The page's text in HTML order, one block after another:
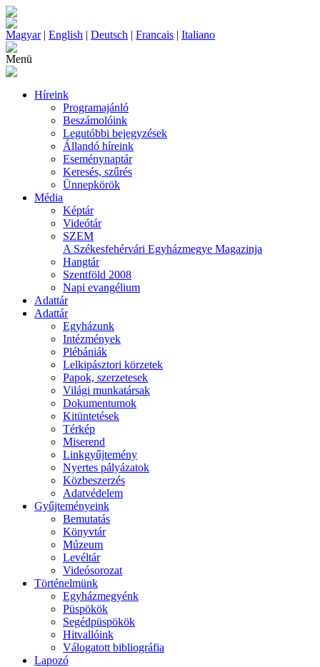
Magyar| English | Deutsch | Francais | Italiano
Menü
Híreink
Programajánló
Beszámolóink
Legutóbbi bejegyzések
Állandó híreink
Eseménynaptár
Keresés, szűrés
Ünnepkörök
Média
Képtár
Videótár
SZEM
A Székesfehérvári Egyházmegye Magazinja
Hangtár
Szentföld 2008
Napi evangélium
Adattár
Adattár
Egyházunk
Intézmények
Plébániák
Lelkipásztori körzetek
Papok, szerzetesek
Világi munkatársak
Dokumentumok
Kitüntetések
Térkép
Miserend
Linkgyűjtemény
Nyertes pályázatok
Közbeszerzés
Adatvédelem
Gyűjteményeink
Bemutatás
Könyvtár
Múzeum
Levéltár
Videósorozat
Történelmünk
Egyházmegyénk
Püspökök
Segédpüspökök
Hitvallóink
Válogatott bibliográfia
Lapozó